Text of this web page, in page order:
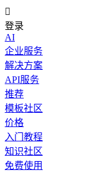

登录
AI
企业服务
解决方案
API服务
推荐
模板社区
价格
入门教程
知识社区
免费使用